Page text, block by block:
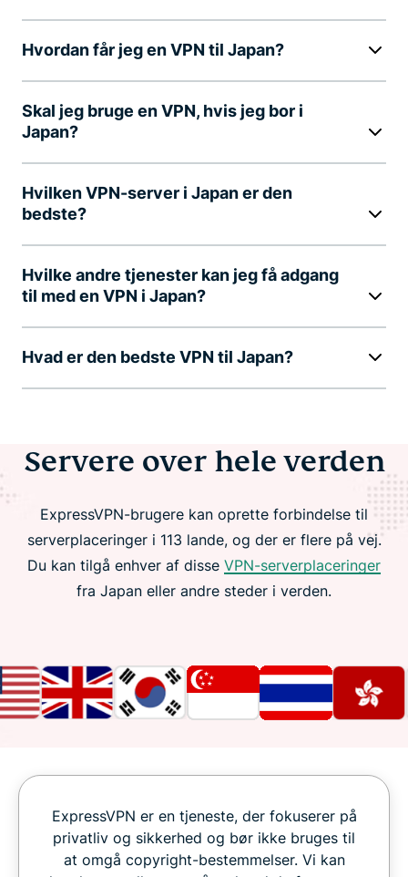
Hvordan får jeg en VPN til Japan?
Skal jeg bruge en VPN, hvis jeg bor i
Japan?
Hvilken VPN-server i Japan er den
bedste?
Hvilke andre tjenester kan jeg få adgang
til med en VPN i Japan?
Hvad er den bedste VPN til Japan?
Servere over hele verden
ExpressVPN-brugere kan oprette forbindelse til
serverplaceringer i 113 lande, og der er flere på vej.
Du kan tilgå enhver af disse VPN-serverplaceringer
fra Japan eller andre steder i verden.
ExpressVPN er en tjeneste, der fokuserer på
privatliv og sikkerhed og bør ikke bruges til
at omgå copyright-bestemmelser. Vi kan